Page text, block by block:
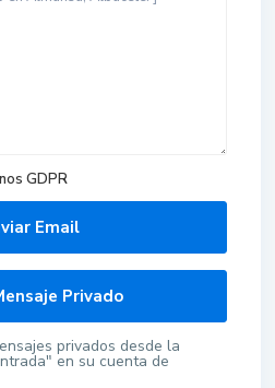
GDPR
privados desde la
en su cuenta de